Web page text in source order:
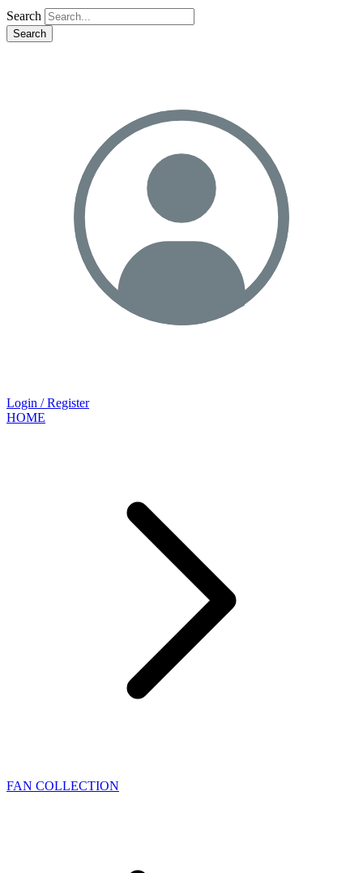
Search
Search
Login / Register
HOME
FAN COLLECTION